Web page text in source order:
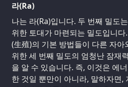
라(Ra)
나는 라(Ra)입니다. 두 번째 밀도
위한 토대가 마련되는 밀도입니
(生殖)의 기본 방법들이 다른 자아
위한 세 번째 밀도의 엄청난 잠재
을 알 수 있습니다. 즉, 이것은 에
한 것일 뿐만이 아니라, 말하자면,